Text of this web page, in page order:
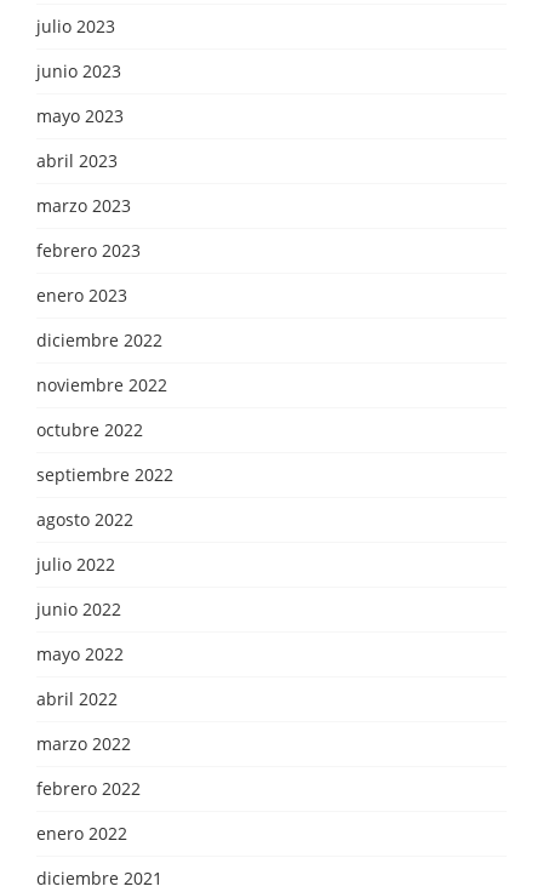
julio 2023
junio 2023
mayo 2023
abril 2023
marzo 2023
febrero 2023
enero 2023
diciembre 2022
noviembre 2022
octubre 2022
septiembre 2022
agosto 2022
julio 2022
junio 2022
mayo 2022
abril 2022
marzo 2022
febrero 2022
enero 2022
diciembre 2021